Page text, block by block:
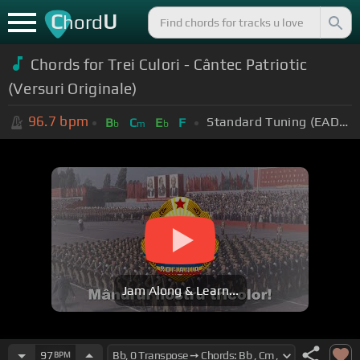
ChordU
Chords for Trei Culori - Cântec Patriotic
(Versuri Originale)
96.7 bpm Bb Cm Eb F Standard Tuning (EADGBE)
Jam Along & Learn...
97BPM